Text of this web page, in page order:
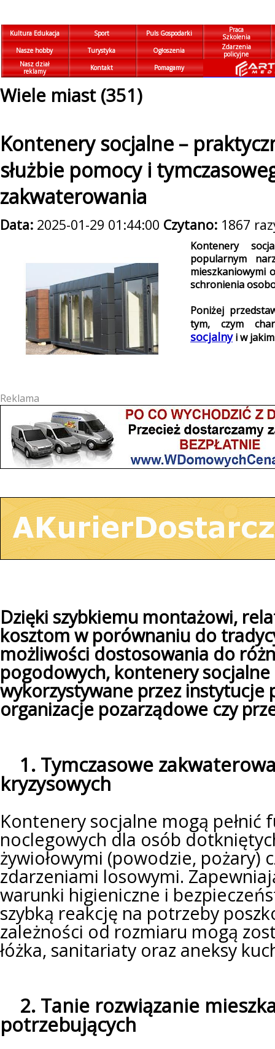
Kultura Edukacja Sport Puls Gospodarki
Praca
Szkolenia
Nasze hobby
Turystyka Ogłoszenia
Zdarzenia
policyjne
Nasz dział
reklamy
Kontakt Pomagamy
Wiele miast (351)
Kontenery socjalne –
służbie pomocy i
zakwaterowania
Data: 2025-01-29 01:44:00 Czytano: 1867
Kontenery
popularnym
mieszkaniowymi
schronienia
Poniżej
tym, czym
socjalnyi w jakim
Reklama
Dzięki szybkiemu montażowi,
kosztom w porównaniu do
możliwości dostosowania do
pogodowych, kontenery socjalne
wykorzystywane przez instytucje
organizacje pozarządowe czy
1. Tymczasowe
kryzysowych
Kontenery socjalne mogą pełnić
noclegowych dla osób
żywiołowymi (powodzie, pożary)
zdarzeniami losowymi.
warunki higieniczne i
szybką reakcję na potrzeby
zależności od rozmiaru mogą
łóżka, sanitariaty oraz aneksy
2. Tanie rozwiązanie
potrzebujących